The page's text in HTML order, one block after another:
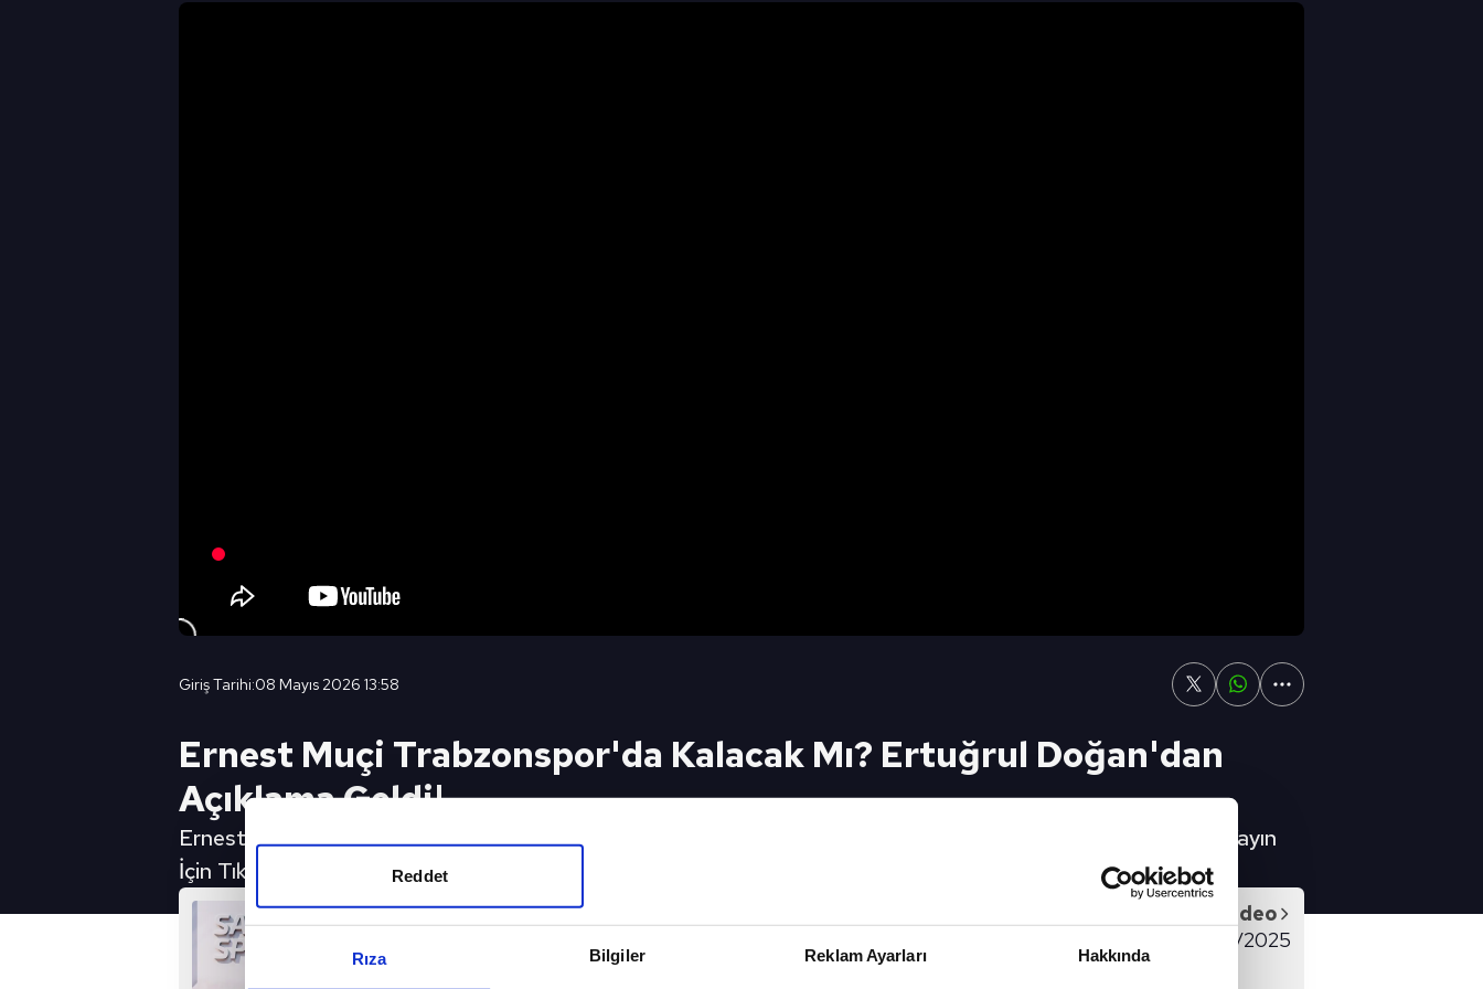
Rıza Bilgiler Reklam Ayarları Hakkında
Reddet
Giriş Tarihi:08 Mayıs 2026 13:58
Ernest Muçi Trabzonspor'da Kalacak Mı? Ertuğrul Doğan'dan
Açıklama Geldi!
Ernest Muçi Trabzonspor'da Kalacak Mı? Ertuğrul Doğan'dan Açıklama Geldi! 👉 A SPOR YouTube Canlı Yayın
İçin Tıkla
Sonraki Video
SABAH SPORU FULL BÖLÜM - 18/02/2025